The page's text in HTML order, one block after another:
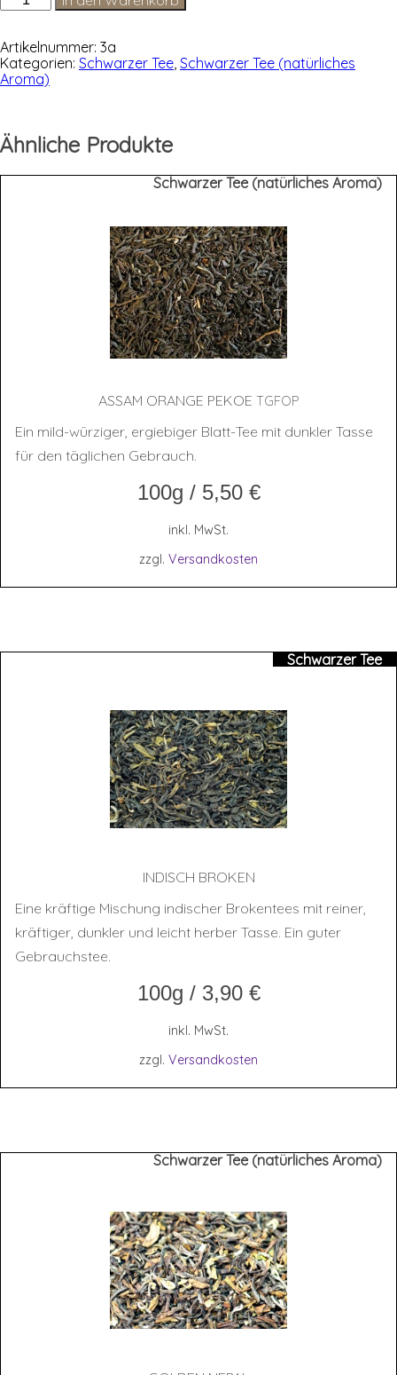
Hochland
Menge
Artikelnummer: 3a
Kategorien: Schwarzer Tee Schwarzer Tee (natürliches
Aroma)
Ähnliche Produkte
Schwarzer Tee (natürliches Aroma)
ASSAM ORAN­GE PEKOE TGFOP
Ein mild-würziger, ergiebiger Blatt-Tee mit dunkler Tasse
für den täglichen Gebrauch.
100g / 5,50 €
inkl. MwSt.
zzgl. Versandkosten
Schwarzer Tee
INDISCH BRO­KEN
Eine kräftige Mischung indischer Brokentees mit reiner,
kräftiger, dunkler und leicht herber Tasse. Ein guter
Gebrauchstee.
100g / 3,90 €
inkl. MwSt.
zzgl. Versandkosten
Schwarzer Tee (natürliches Aroma)